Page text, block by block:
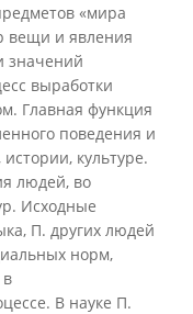
«мира
вещи и явления
значений
выработки
Главная функция
поведения и
культуре.
людей, во
Исходные
П. других людей
норм,
В науке П.